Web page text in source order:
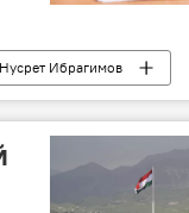
Нусрет Ибрагимов